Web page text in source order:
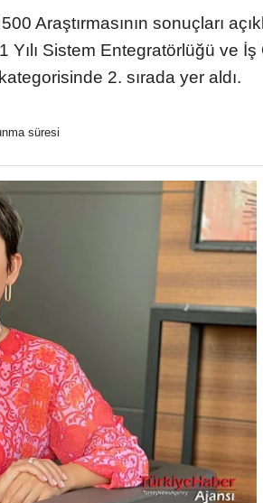
Araştırmasının sonuçları
Sistem Entegratörlüğü ve İş
kategorisinde 2. sırada yer aldı.
süresi